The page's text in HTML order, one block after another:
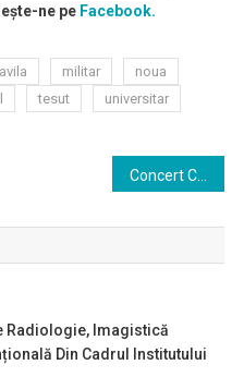
ne peFacebook.
militar
noua
tesut
universitar
Radiologie, Imagistică
Din Cadrul Institutului